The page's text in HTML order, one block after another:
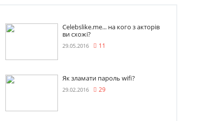
Celebslike.me... на кого з акторів
ви схожі?
29.05.2016 11
Як зламати пароль wifi?
29.02.2016 29